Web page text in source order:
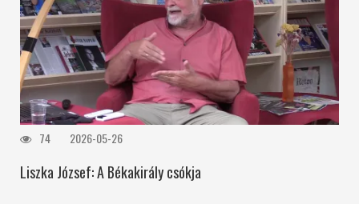
74 2026-05-26
Liszka József: A Békakirály csókja